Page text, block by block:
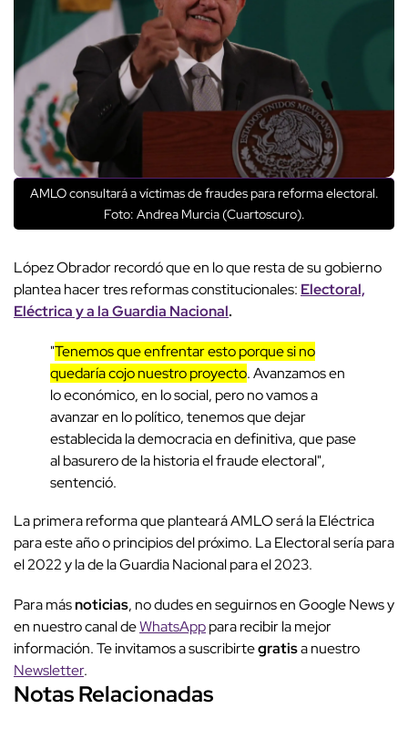
AMLO consultará a víctimas de fraudes para reforma electoral.
Foto: Andrea Murcia (Cuartoscuro).
López Obrador recordó que en lo que resta de su gobierno
plantea hacer tres reformas constitucionales: Electoral,
Eléctrica y a la Guardia Nacional.
"Tenemos que enfrentar esto porque si no
quedaría cojo nuestro proyecto. Avanzamos en
lo económico, en lo social, pero no vamos a
avanzar en lo político, tenemos que dejar
establecida la democracia en definitiva, que pase
al basurero de la historia el fraude electoral",
sentenció.
La primera reforma que planteará AMLO será la Eléctrica
para este año o principios del próximo. La Electoral sería para
el 2022 y la de la Guardia Nacional para el 2023.
Para másnoticias, no dudes en seguirnos en Google News y
en nuestro canal deWhatsApppara recibir la mejor
información. Te invitamos a suscribirtegratisa nuestro
Newsletter.
Notas Relacionadas